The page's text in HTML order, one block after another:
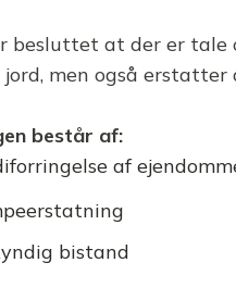
besluttet at der er tale
men også
består af:
af
bistand